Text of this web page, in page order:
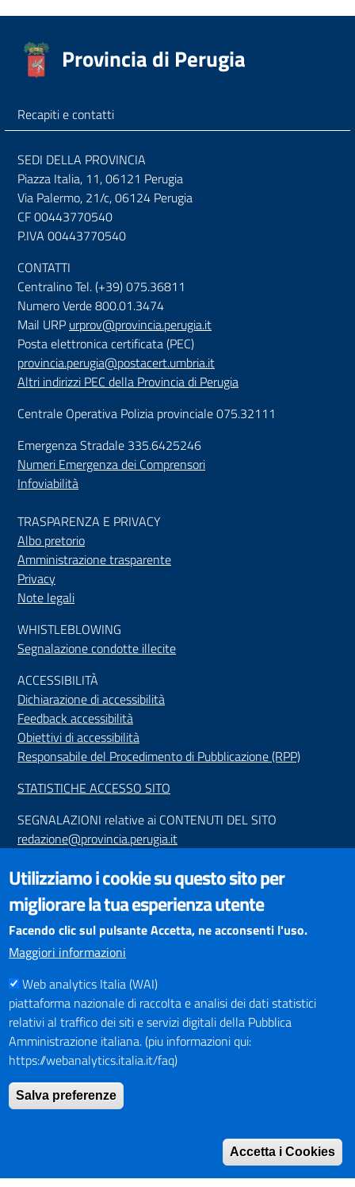
Provincia di Perugia
Recapiti e contatti
SEDI DELLA PROVINCIA
Piazza Italia, 11, 06121 Perugia
Via Palermo, 21/c, 06124 Perugia
CF 00443770540
P.IVA 00443770540
CONTATTI
Centralino Tel. (+39) 075.36811
Numero Verde 800.01.3474
Mail URP urprov@provincia.perugia.it
Posta elettronica certificata (PEC)
provincia.perugia@postacert.umbria.it
Altri indirizzi PEC della Provincia di Perugia
Centrale Operativa Polizia provinciale 075.32111
Emergenza Stradale 335.6425246
Numeri Emergenza dei Comprensori
Infoviabilità
TRASPARENZA E PRIVACY
Albo pretorio
Amministrazione trasparente
Privacy
Note legali
WHISTLEBLOWING
Segnalazione condotte illecite
ACCESSIBILITÀ
Dichiarazione di accessibilità
Feedback accessibilità
Obiettivi di accessibilità
Responsabile del Procedimento di Pubblicazione (RPP)
STATISTICHE ACCESSO SITO
SEGNALAZIONI relative ai CONTENUTI DEL SITO
redazione@provincia.perugia.it
VISUALIZZAZIONE CONTENUTI
Il sito internet della Provincia di Perugia è ottimizzato per
essere visualizzato dai principali browser aggiornati. L'uso di
browser non aggiornati può creare problemi di visualizzazione
dei contenuti.
PAGAMENTI
SOCIAL NETWORKS
Pagina Facebook
Profilo Instagram
PNRR (Piano Nazionale di Ripresa e Resilienza)
Utilizziamo i cookie su questo sito per
migliorare la tua esperienza utente
Facendo clic sul pulsante Accetta, ne acconsenti l'uso.
Maggiori informazioni
Web analytics Italia (WAI)
piattaforma nazionale di raccolta e analisi dei dati statistici
relativi al traffico dei siti e servizi digitali della Pubblica
Amministrazione italiana. (piu informazioni qui:
https://webanalytics.italia.it/faq)
Salva preferenze
Accetta i Cookies